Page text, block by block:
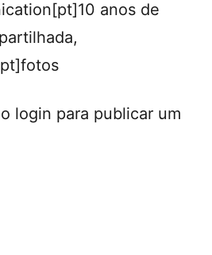
anos de
,
login para publicar um